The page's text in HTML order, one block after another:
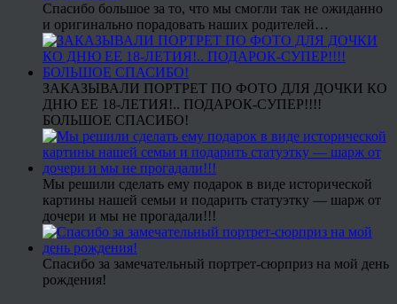
Спасибо большое за то, что мы смогли так не ожиданно
и оригинально порадовать наших родителей…
ЗАКАЗЫВАЛИ ПОРТРЕТ ПО ФОТО ДЛЯ ДОЧКИ КО
ДНЮ ЕЕ 18-ЛЕТИЯ!.. ПОДАРОК-СУПЕР!!!!
БОЛЬШОЕ СПАСИБО!
Мы решили сделать ему подарок в виде исторической
картины нашей семьи и подарить статуэтку — шарж от
дочери и мы не прогадали!!!
Спасибо за замечательный портрет-сюрприз на мой день
рождения!